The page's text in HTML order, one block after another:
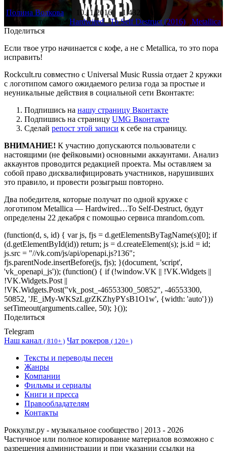
Полина Волкова 10.11.2016
1 432
В этом материале:Hardwired...To Self Destruct (2016) , Metallica
Поделиться
Если твое утро начинается с кофе, а не с Metallica, то это пора
исправить!
Rockcult.ru совместно с Universal Music Russia отдает 2 кружки
с логотипом самого ожидаемого релиза года за простые и
неуникальные действия в социальной сети Вконтакте:
Подпишись на нашу страницу Вконтакте
Подпишись на страницу UMG Вконтакте
Сделай репост этой записи к себе на страницу.
ВНИМАНИЕ! К участию допускаются пользователи с
настоящими (не фейковыми) основными аккаунтами. Анализ
аккаунтов проводится редакцией проекта. Мы оставляем за
собой право дисквалифицировать участников, нарушивших
это правило, и провести розыгрыш повторно.
Два победителя, которые получат по одной кружке с
логотипом Metallica — Hardwired…To Self-Destruct, будут
определены 22 декабря с помощью сервиса mrandom.com.
(function(d, s, id) { var js, fjs = d.getElementsByTagName(s)[0]; if
(d.getElementById(id)) return; js = d.createElement(s); js.id = id;
js.src = "//vk.com/js/api/openapi.js?136";
fjs.parentNode.insertBefore(js, fjs); }(document, 'script',
'vk_openapi_js')); (function() { if (!window.VK || !VK.Widgets ||
!VK.Widgets.Post ||
!VK.Widgets.Post("vk_post_-46553300_50852", -46553300,
50852, 'JE_iMy-WKSzLgrZKZhyPYsB1O1w', {width: 'auto'}))
setTimeout(arguments.callee, 50); }());
Поделиться
Telegram
Наш канал ( 810+ ) Чат рокеров ( 120+ )
Тексты и переводы песен
Жанры
Компании
Фильмы и сериалы
Книги и пресса
Правообладателям
Контакты
Роккульт.ру - музыкальное сообщество | 2013 - 2026
Частичное или полное копирование материалов возможно с
разрешения администрации и при указании ссылки на